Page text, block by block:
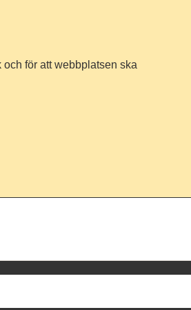
för att webbplatsen ska